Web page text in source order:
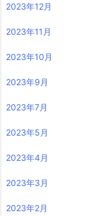
2023年12月
2023年11月
2023年10月
2023年9月
2023年7月
2023年5月
2023年4月
2023年3月
2023年2月